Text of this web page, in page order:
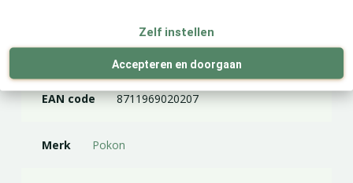
Zelf instellen
Accepteren en doorgaan
Specificaties
EAN code 8711969020207
Merk Pokon